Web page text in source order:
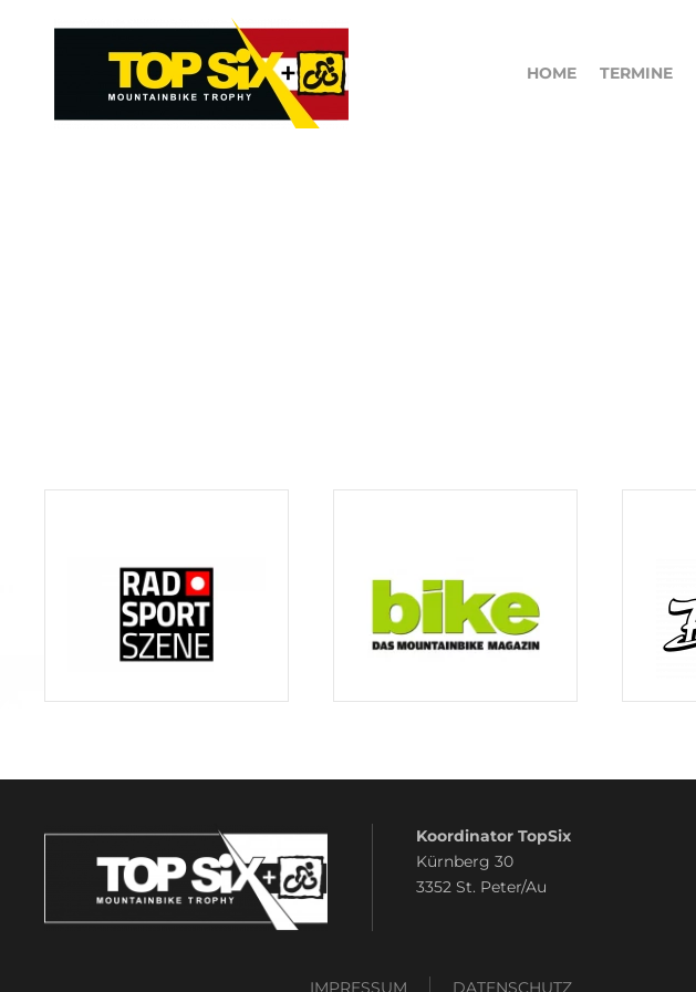
Skip to main content
HOME TERMINE
Koordinator TopSix
Kürnberg 30
3352 St. Peter/Au
IMPRESSUM DATENSCHUTZ